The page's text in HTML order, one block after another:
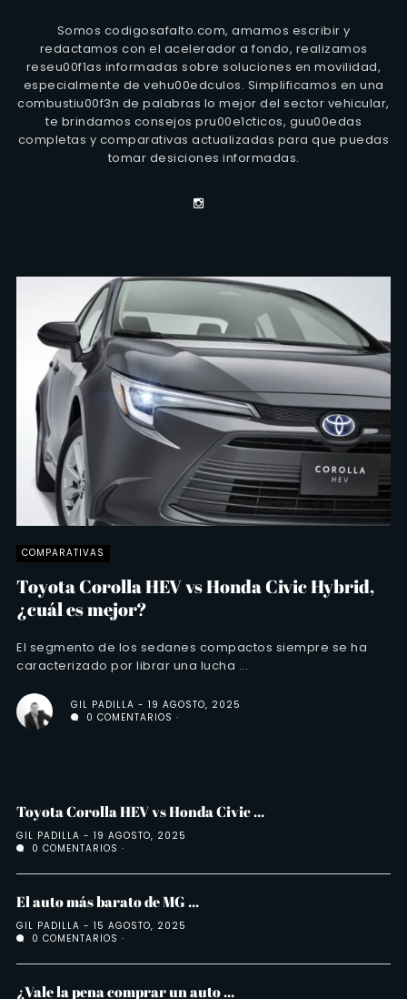
Somos codigosafalto.com, amamos escribir y
redactamos con el acelerador a fondo, realizamos
reseu00f1as informadas sobre soluciones en movilidad,
especialmente de vehu00edculos. Simplificamos en una
combustiu00f3n de palabras lo mejor del sector vehicular,
te brindamos consejos pru00e1cticos, guu00edas
completas y comparativas actualizadas para que puedas
tomar desiciones informadas.
COMPARATIVAS
Toyota Corolla HEV vs Honda Civic Hybrid,
¿cuál es mejor?
El segmento de los sedanes compactos siempre se ha
caracterizado por librar una lucha ...
GIL PADILLA
19 AGOSTO, 2025
0 COMENTARIOS
Toyota Corolla HEV vs Honda Civic ...
GIL PADILLA
19 AGOSTO, 2025
0 COMENTARIOS
El auto más barato de MG ...
GIL PADILLA
15 AGOSTO, 2025
0 COMENTARIOS
¿Vale la pena comprar un auto ...